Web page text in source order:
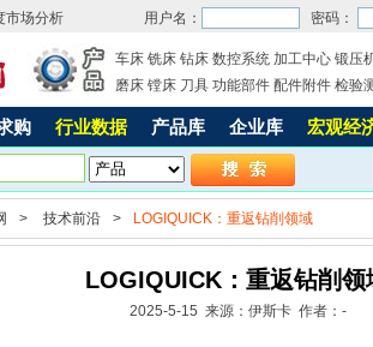
深度市场分析 用户名： 密码：
车床 铣床 钻床 数控系统 加工中心 锻压
磨床 镗床 刀具 功能部件 配件附件 检验
购 行业数据 产品库 企业库 宏观经
数
> 技术前沿 > LOGIQUICK：重返钻削领域
LOGIQUICK：重返钻削领
2025-5-15 来源：伊斯卡 作者：-